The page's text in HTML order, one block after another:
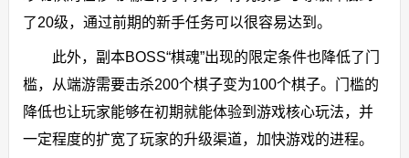
了20级，通过前期的新手任务可以很容易达到。
此外，副本BOSS“棋魂”出现的限定条件也降低了门
槛，从端游需要击杀200个棋子变为100个棋子。门槛的
降低也让玩家能够在初期就能体验到游戏核心玩法，并
一定程度的扩宽了玩家的升级渠道，加快游戏的进程。